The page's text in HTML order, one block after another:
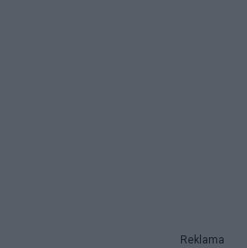
Reklama